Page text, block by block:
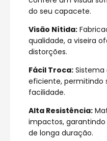
do seu capacete.
Visão Nítida:
qualidade, a viseira
distorções.
Fácil Troca: Sistema
eficiente, permitindo
facilidade.
Alta Resistência:
impactos,
de longa duração.